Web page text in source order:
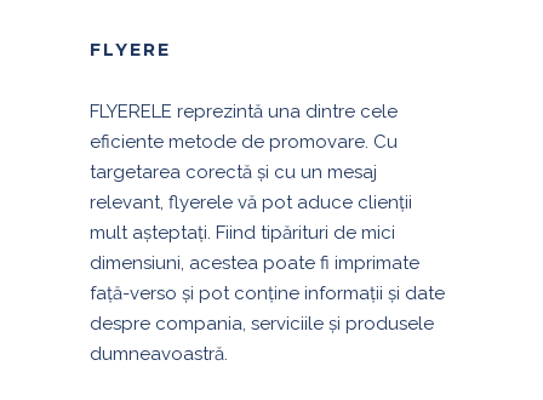
FLYERE
FLYERELE reprezintă una dintre cele
eficiente metode de promovare. Cu
targetarea corectă și cu un mesaj
relevant, flyerele vă pot aduce clienții
mult așteptați. Fiind tipărituri de mici
dimensiuni, acestea poate fi imprimate
față-verso și pot conține informații și date
despre compania, serviciile și produsele
dumneavoastră.